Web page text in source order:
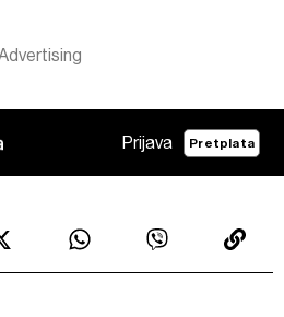
Prijava Pretplata